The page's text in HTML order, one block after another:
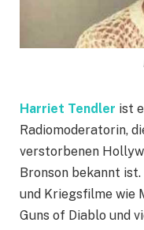
Harriet Tendler ist
Radiomoderatorin,
verstorbenen
Bronson bekannt
und Kriegsfilme wie
Guns of Diablo und